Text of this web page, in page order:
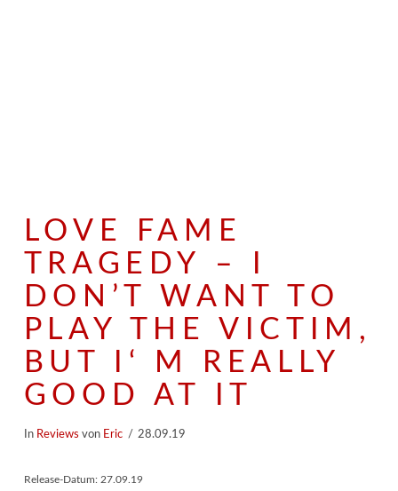
LOVE FAME
TRAGEDY – I
DON’T WANT TO
PLAY THE VICTIM,
BUT I‘ M REALLY
GOOD AT IT
In Reviews von Eric 28.09.19
Release-Datum: 27.09.19